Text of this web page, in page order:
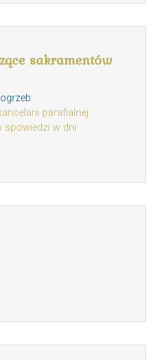
sakramentów
parafialnej
spowiedzi w dni